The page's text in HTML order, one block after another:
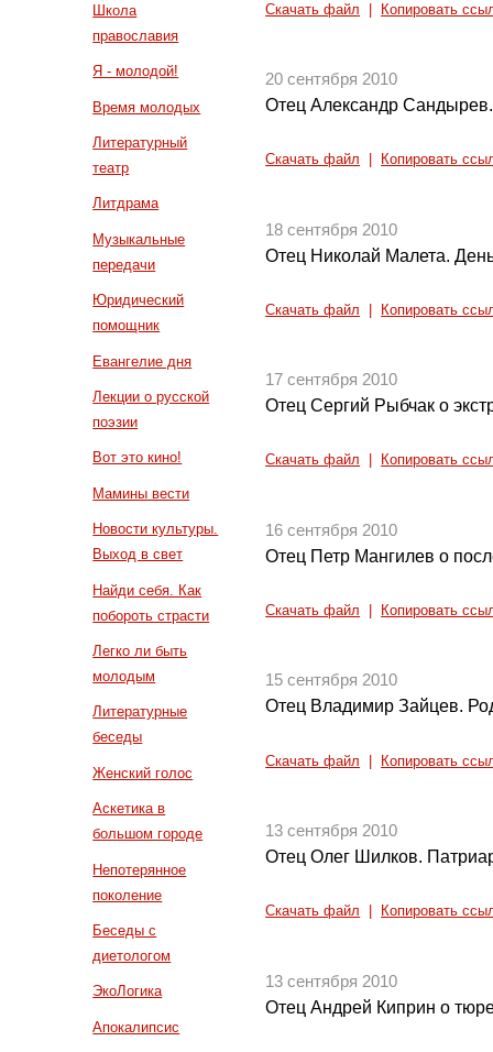
Школа
православия
Я - молодой!
Время молодых
Литературный
театр
Литдрама
Музыкальные
передачи
Юридический
помощник
Евангелие дня
Лекции о русской
поэзии
Вот это кино!
Мамины вести
Новости культуры.
Выход в свет
Найди себя. Как
побороть страсти
Легко ли быть
молодым
Литературные
беседы
Женский голос
Аскетика в
большом городе
Непотерянное
поколение
Беседы с
диетологом
ЭкоЛогика
Апокалипсис
Скачать файл Копировать
20 сентября 2010
Отец Александр
Скачать файл Копировать
18 сентября 2010
Отец Николай Малета.
Скачать файл Копировать
17 сентября 2010
Отец Сергий Рыбчак о
Скачать файл Копировать
16 сентября 2010
Отец Петр Мангилев о
Скачать файл Копировать
15 сентября 2010
Отец Владимир Зайцев.
Скачать файл Копировать
13 сентября 2010
Отец Олег Шилков.
Скачать файл Копировать
13 сентября 2010
Отец Андрей Киприн о